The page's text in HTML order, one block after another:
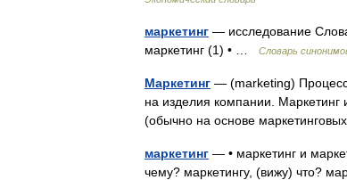
маркетинг — исследование
маркетинг (1) • …
Словарь
Маркетинг — (marketing) Процесс
на изделия компании. Маркетинг
(обычно на основе
маркетинг — • маркетинг и
чему? маркетингу, (вижу) что?